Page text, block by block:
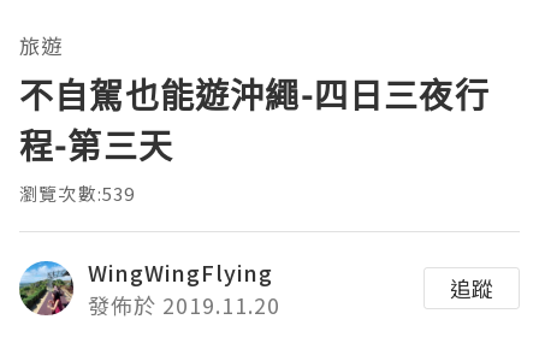
旅遊
不自駕也能遊沖繩-四日三夜行
程-第三天
瀏覽次數:539
WingWingFlying
發佈於 2019.11.20
追蹤